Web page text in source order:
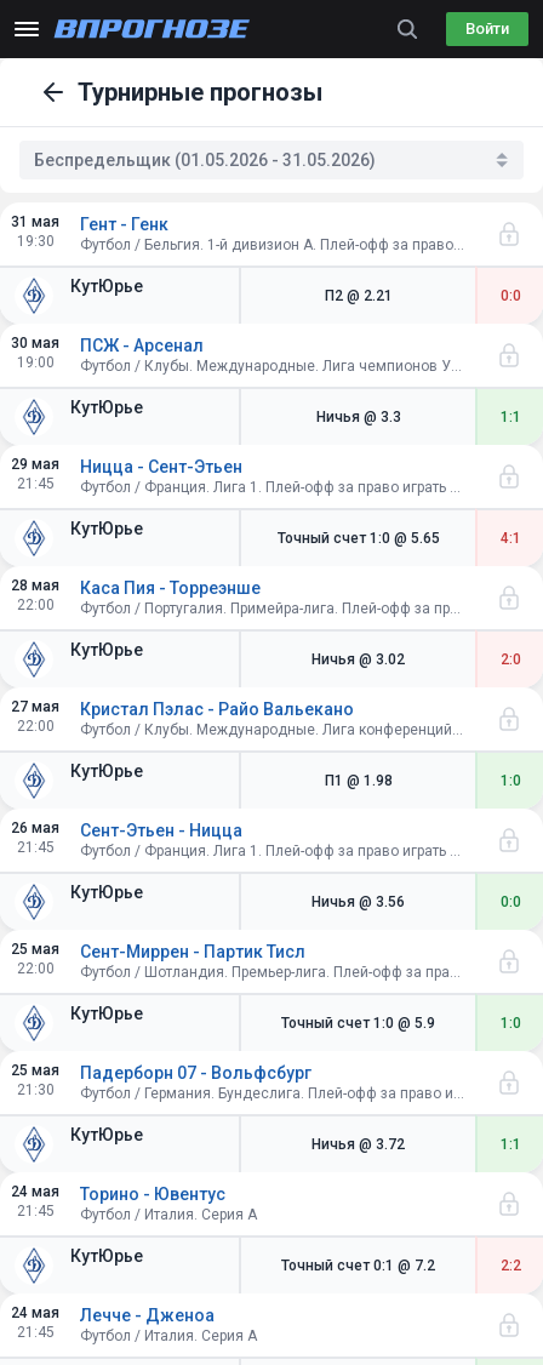
Войти
Турнирные прогнозы
Беспредельщик (01.05.2026 - 31.05.2026)
31 мая
19:30
КутЮрье
Гент - Генк
Футбол / Бельгия. 1-й дивизион A. Плей-офф за право играть в Лиге конференций УЕФА. Финал
П2 @ 2.21 0:0
30 мая
19:00
КутЮрье
ПСЖ - Арсенал
Футбол / Клубы. Международные. Лига чемпионов УЕФА. Плей-офф. Финал. Будапешт
Ничья @ 3.3 1:1
29 мая
21:45
КутЮрье
Ницца - Сент-Этьен
Футбол / Франция. Лига 1. Плей-офф за право играть в Лиге 1. Финал. Ответный матч
Точный счет 1:0 @ 5.65 4:1
28 мая
22:00
КутЮрье
Каса Пия - Торреэнше
Футбол / Португалия. Примейра-лига. Плей-офф за право играть в Примейра-лиге. Ответный матч
Ничья @ 3.02 2:0
27 мая
22:00
КутЮрье
Кристал Пэлас - Райо Вальекано
Футбол / Клубы. Международные. Лига конференций УЕФА. Плей-офф. Финал. Лейпциг
П1 @ 1.98 1:0
26 мая
21:45
КутЮрье
Сент-Этьен - Ницца
Футбол / Франция. Лига 1. Плей-офф за право играть в лиге 1. Финал. Первый матч
Ничья @ 3.56 0:0
25 мая
22:00
КутЮрье
Сент-Миррен - Партик Тисл
Футбол / Шотландия. Премьер-лига. Плей-офф за право играть в Премьер-лиге. Финал. Ответный матч
Точный счет 1:0 @ 5.9 1:0
25 мая
21:30
КутЮрье
Падерборн 07 - Вольфсбург
Футбол / Германия. Бундеслига. Плей-офф за право играть в Бундеслиге. Ответный матч
Ничья @ 3.72 1:1
24 мая
21:45
КутЮрье
Торино - Ювентус
Футбол / Италия. Серия A
Точный счет 0:1 @ 7.2 2:2
24 мая
21:45
Лечче - Дженоа
Футбол / Италия. Серия A